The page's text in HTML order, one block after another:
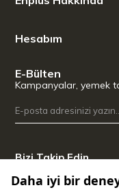
Hesabım
E-Bülten
Kampanyalar, yemek
Bizi Takip Edin